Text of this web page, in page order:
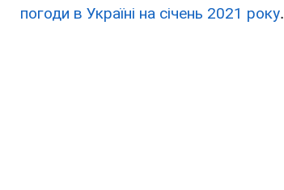
погоди в Україні на січень 2021 року.